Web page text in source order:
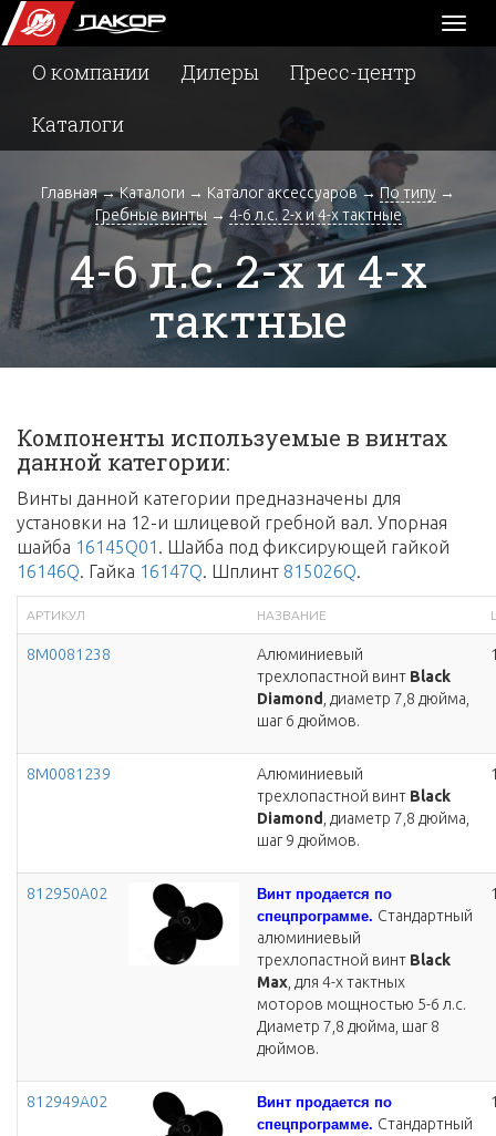
О компании Дилеры
Пресс-центр
Каталоги
Главная→Каталоги → Каталог аксессуаров →По типу →
Гребные винты →4-6 л.с. 2-х и 4-х тактные
4-6 л.с. 2-х и 4-х
тактные
Компоненты используемые в винтах
данной категории:
Винты данной категории предназначены для
установки на 12-и шлицевой гребной вал. Упорная
шайба 16145Q01 . Шайба под фиксирующей гайкой
16146Q. Гайка 16147Q. Шплинт 815026Q.
АРТИКУЛ НАЗВАНИЕ
8M0081238
Алюминиевый
трехлопастной винт Black
Diamond
, диаметр 7,8 дюйма,
шаг 6 дюймов.
8M0081239
Алюминиевый
трехлопастной винт Black
Diamond
, диаметр 7,8 дюйма,
шаг 9 дюймов.
812950A02
Винт продается по
спецпрограмме. Стандартный
алюминиевый
трехлопастной винт Black
Max , для 4-х тактных
моторов мощностью 5-6 л.с.
Диаметр 7,8 дюйма, шаг 8
дюймов.
812949A02
Винт продается по
спецпрограмме. Стандартный